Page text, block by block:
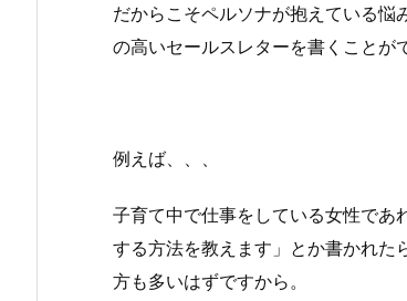
だからこそペルソナが抱えている
の高いセールスレターを書くことが
例えば、、、
子育て中で仕事をしている女性であ
する方法を教えます」とか書かれた
方も多いはずですから。